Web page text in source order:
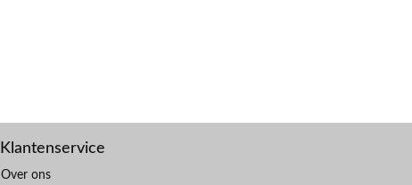
Klantenservice
Over ons